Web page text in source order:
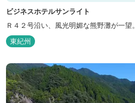
ビジネスホテルサンライト
Ｒ４２号沿い、風光明媚な熊野灘が一望。
東紀州